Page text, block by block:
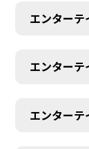
エンター
エンター
エンター